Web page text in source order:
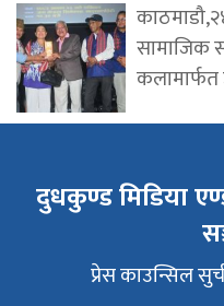
सामाजिक
दुधकुण्ड मिडिया एण्ड
प्रेस काउन्सिल